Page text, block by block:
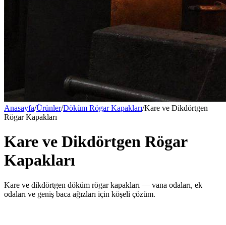
Anasayfa/Ürünler/Döküm Rögar Kapakları/Kare ve Dikdörtgen
Rögar Kapakları
Kare ve Dikdörtgen Rögar
Kapakları
Kare ve dikdörtgen döküm rögar kapakları — vana odaları, ek
odaları ve geniş baca ağızları için köşeli çözüm.